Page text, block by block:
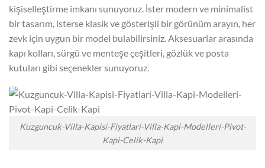
kişiselleştirme imkanı sunuyoruz. İster modern ve minimalist
bir tasarım, isterse klasik ve gösterişli bir görünüm arayın, her
zevk için uygun bir model bulabilirsiniz. Aksesuarlar arasında
kapı kolları, sürgü ve menteşe çeşitleri, gözlük ve posta
kutuları gibi seçenekler sunuyoruz.
Kuzguncuk-Villa-Kapisi-Fiyatlari-Villa-Kapi-Modelleri-Pivot-
Kapi-Celik-Kapi